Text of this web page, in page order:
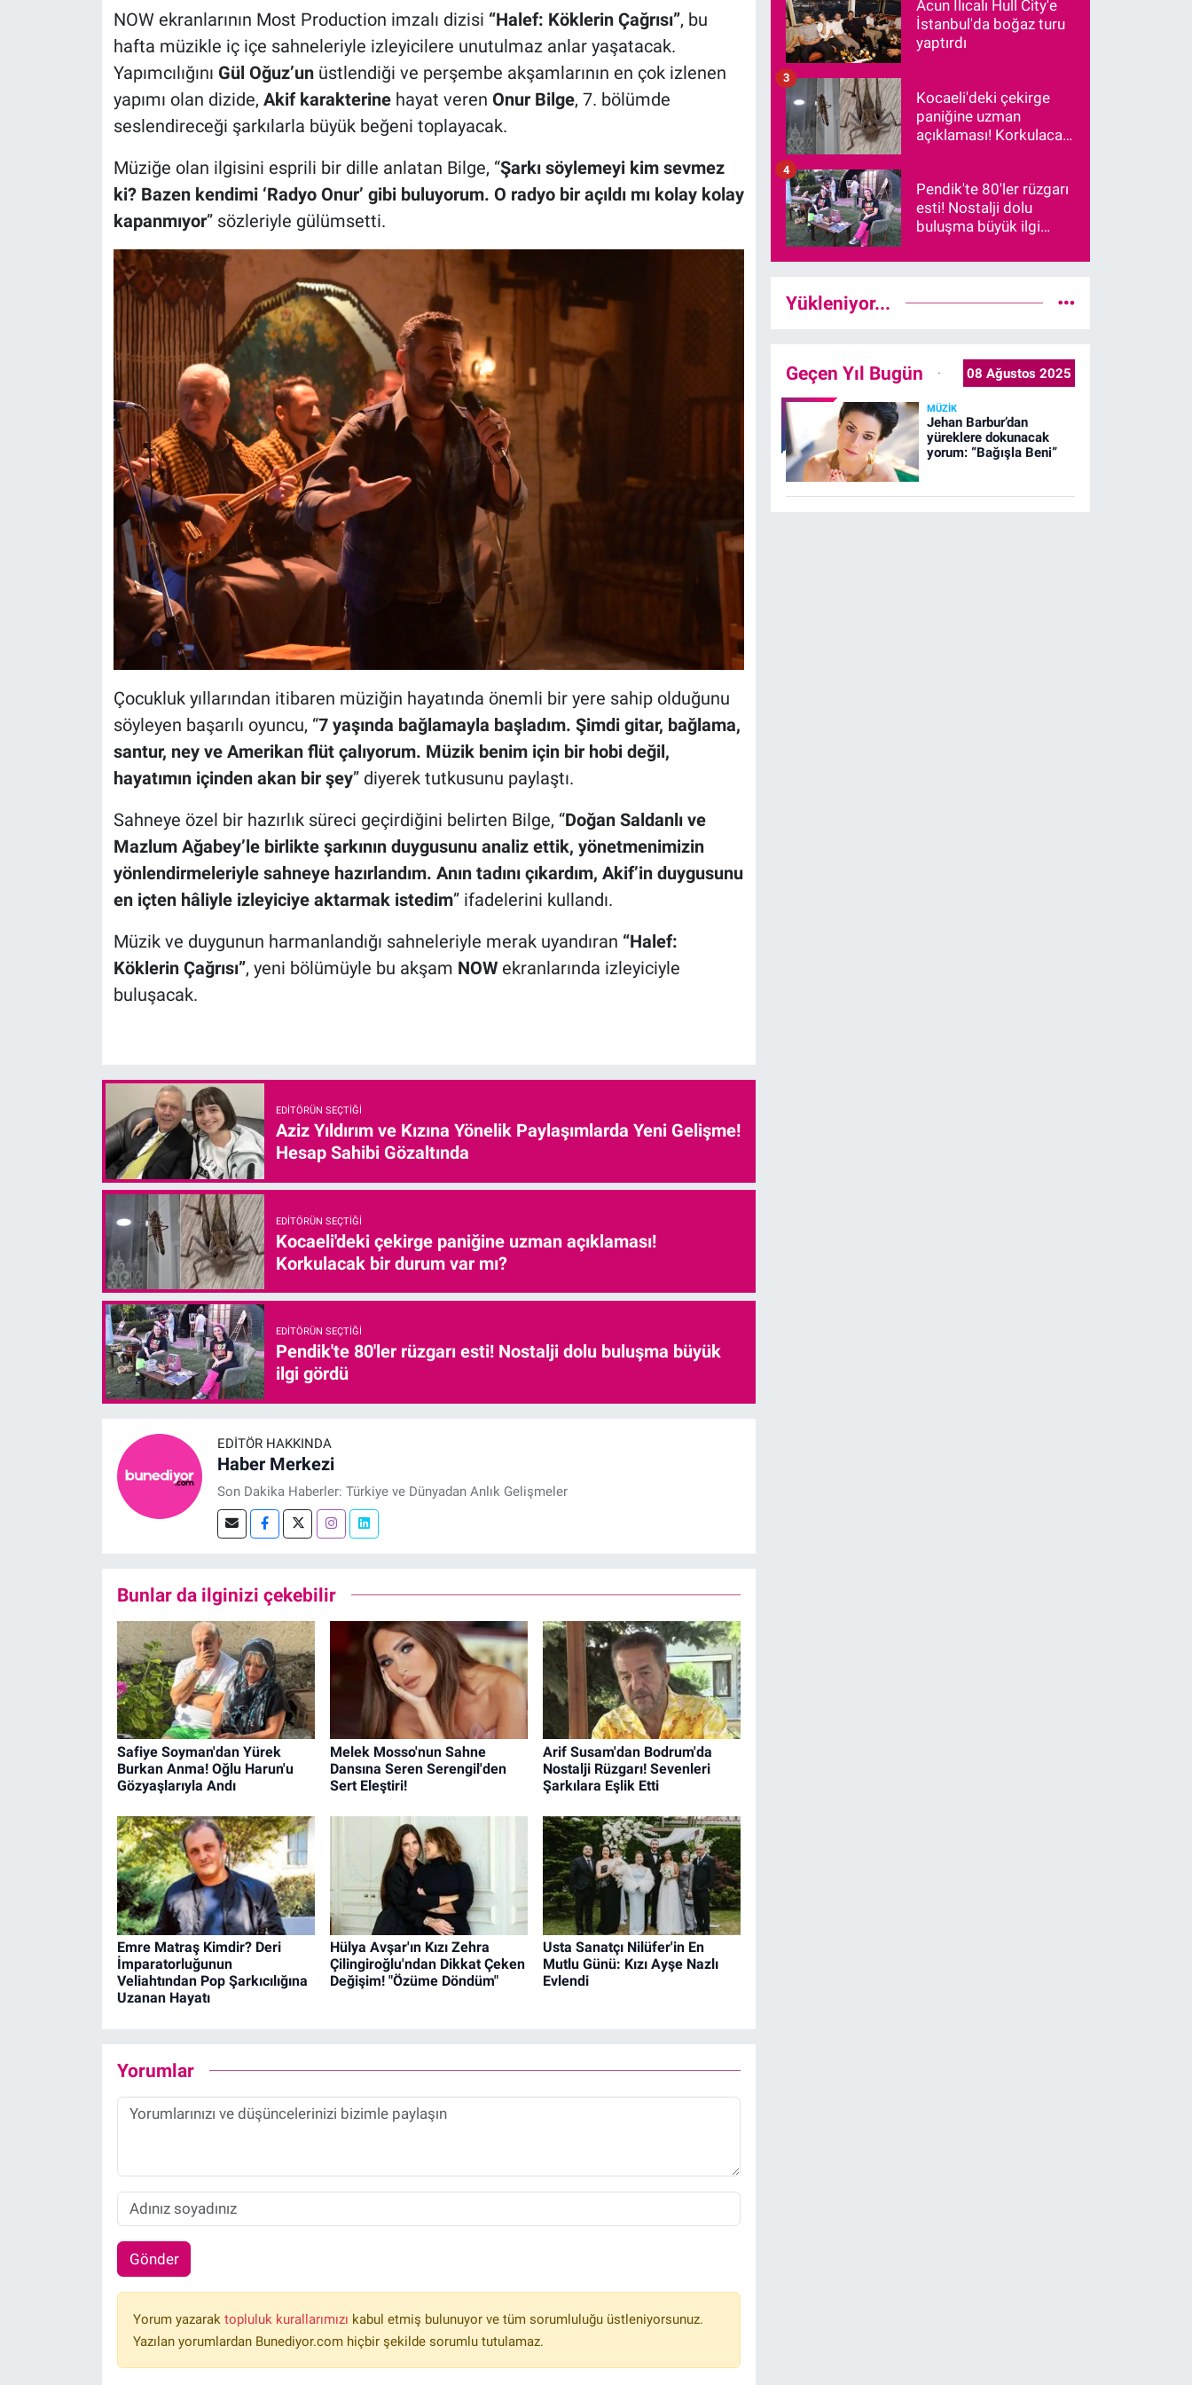
NOW ekranlarının Most Production imzalı dizisi “Halef: Köklerin Çağrısı”, bu
hafta müzikle iç içe sahneleriyle izleyicilere unutulmaz anlar yaşatacak.
Yapımcılığını Gül Oğuz’unüstlendiği ve perşembe akşamlarının en çok izlenen
yapımı olan dizide, Akif karakterinehayat veren Onur Bilge, 7. bölümde
seslendireceği şarkılarla büyük beğeni toplayacak.
Müziğe olan ilgisini esprili bir dille anlatan Bilge, “Şarkı söylemeyi kim sevmez
ki? Bazen kendimi ‘Radyo Onur’ gibi buluyorum. O radyo bir açıldı mı kolay kolay
kapanmıyor” sözleriyle gülümsetti.
Çocukluk yıllarından itibaren müziğin hayatında önemli bir yere sahip olduğunu
söyleyen başarılı oyuncu, “7 yaşında bağlamayla başladım. Şimdi gitar, bağlama,
santur, ney ve Amerikan flüt çalıyorum. Müzik benim için bir hobi değil,
hayatımın içinden akan bir şey” diyerek tutkusunu paylaştı.
Sahneye özel bir hazırlık süreci geçirdiğini belirten Bilge, “Doğan Saldanlı ve
Mazlum Ağabey’le birlikte şarkının duygusunu analiz ettik, yönetmenimizin
yönlendirmeleriyle sahneye hazırlandım. Anın tadını çıkardım, Akif’in duygusunu
en içten hâliyle izleyiciye aktarmak istedim” ifadelerini kullandı.
Müzik ve duygunun harmanlandığı sahneleriyle merak uyandıran “Halef:
Köklerin Çağrısı”, yeni bölümüyle bu akşam NOWekranlarında izleyiciyle
buluşacak.
EDITÖRÜN SEÇTIĞI
Aziz Yıldırım ve Kızına Yönelik Paylaşımlarda Yeni Gelişme!
Hesap Sahibi Gözaltında
EDITÖRÜN SEÇTIĞI
Kocaeli'deki çekirge paniğine uzman açıklaması!
Korkulacak bir durum var mı?
EDITÖRÜN SEÇTIĞI
Pendik'te 80'ler rüzgarı esti! Nostalji dolu buluşma büyük
ilgi gördü
EDITÖR HAKKINDA
Haber Merkezi
Son Dakika Haberler: Türkiye ve Dünyadan Anlık Gelişmeler
Bunlar da ilginizi çekebilir
Safiye Soyman'dan Yürek
Burkan Anma! Oğlu Harun'u
Gözyaşlarıyla Andı
Melek Mosso'nun Sahne
Dansına Seren Serengil'den
Sert Eleştiri!
Arif Susam'dan Bodrum'da
Nostalji Rüzgarı! Sevenleri
Şarkılara Eşlik Etti
Emre Matraş Kimdir? Deri
İmparatorluğunun
Veliahtından Pop Şarkıcılığına
Uzanan Hayatı
Hülya Avşar'ın Kızı Zehra
Çilingiroğlu'ndan Dikkat Çeken
Değişim! "Özüme Döndüm"
Usta Sanatçı Nilüfer'in En
Mutlu Günü: Kızı Ayşe Nazlı
Evlendi
Yorumlar
Gönder
Yorum yazarak topluluk kurallarımızı kabul etmiş bulunuyor ve tüm sorumluluğu üstleniyorsunuz.
Yazılan yorumlardan Bunediyor.com hiçbir şekilde sorumlu tutulamaz.
Acun Ilıcalı Hull City'e
İstanbul'da boğaz turu
yaptırdı
Kocaeli'deki çekirge
paniğine uzman
açıklaması! Korkulacak
3
Pendik'te 80'ler rüzgarı
esti! Nostalji dolu
buluşma büyük ilgi
4
Yükleniyor...
Geçen Yıl Bugün 08 Ağustos 2025
MÜZIK
Jehan Barbur’dan
yüreklere dokunacak
yorum: “Bağışla Beni”